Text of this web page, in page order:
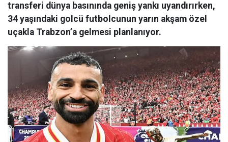
transferi dünya basınında geniş yankı uyandırırken,
34 yaşındaki golcü futbolcunun yarın akşam özel
uçakla Trabzon’a gelmesi planlanıyor.